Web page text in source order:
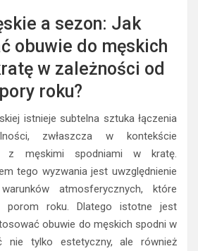
a sezon: Jak
obuwie do męskich
w zależności od
pory roku?
istnieje subtelna sztuka łączenia
zwłaszcza w kontekście
z męskimi spodniami w kratę.
tego wyzwania jest uwzględnienie
atmosferycznych, które
porom roku. Dlatego istotne jest
obuwie do męskich spodni w
nie tylko estetyczny, ale również